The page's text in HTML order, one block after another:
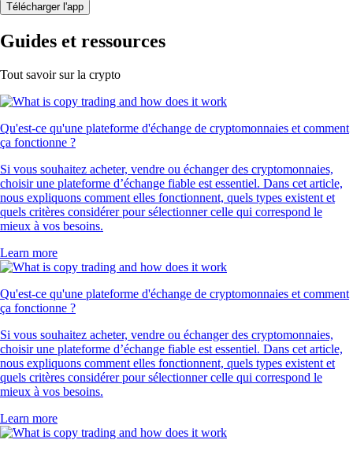
Télécharger l'app
Guides et ressources
Tout savoir sur la crypto
Qu'est-ce qu'une plateforme d'échange de cryptomonnaies et comment
ça fonctionne ?
Si vous souhaitez acheter, vendre ou échanger des cryptomonnaies,
choisir une plateforme d’échange fiable est essentiel. Dans cet article,
nous expliquons comment elles fonctionnent, quels types existent et
quels critères considérer pour sélectionner celle qui correspond le
mieux à vos besoins.
Learn more
Qu'est-ce qu'une plateforme d'échange de cryptomonnaies et comment
ça fonctionne ?
Si vous souhaitez acheter, vendre ou échanger des cryptomonnaies,
choisir une plateforme d’échange fiable est essentiel. Dans cet article,
nous expliquons comment elles fonctionnent, quels types existent et
quels critères considérer pour sélectionner celle qui correspond le
mieux à vos besoins.
Learn more